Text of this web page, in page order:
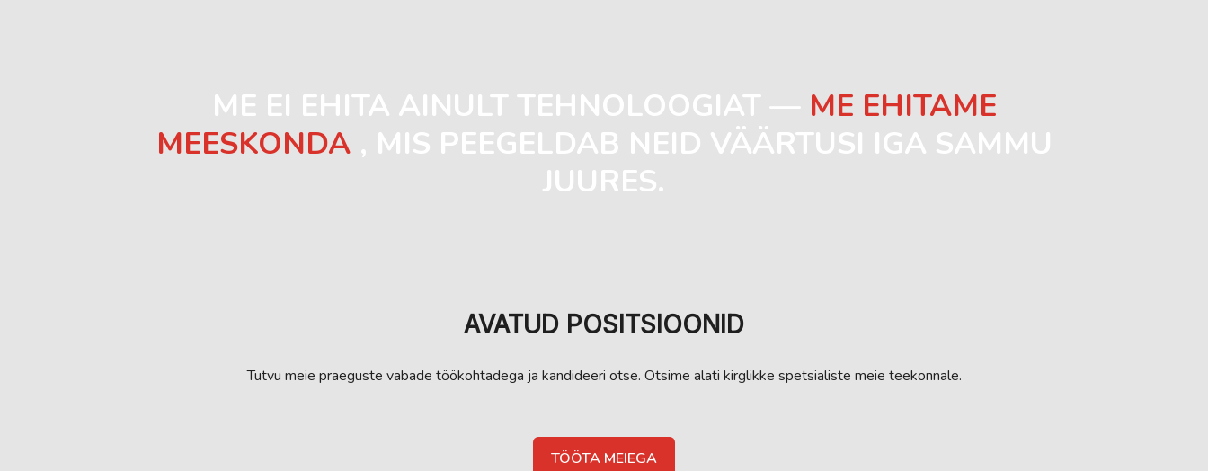
ME EI EHITA AINULT TEHNOLOOGIAT — ME EHITAME
MEESKONDA , MIS PEEGELDAB NEID VÄÄRTUSI IGA SAMMU
JUURES.
AVATUD POSITSIOONID
Tutvu meie praeguste vabade töökohtadega ja kandideeri otse. Otsime alati kirglikke spetsialiste meie teekonnale.
TÖÖTA MEIEGA